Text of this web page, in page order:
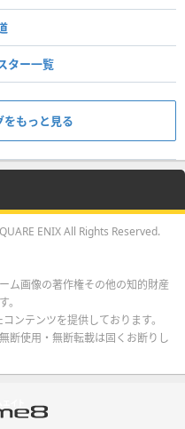
ター一覧
をもっと見る
ENIX All Rights Reserved.
ム画像の著作権その他の知的財産
ンテンツを提供しております。
断使用・無断転載は固くお断りし